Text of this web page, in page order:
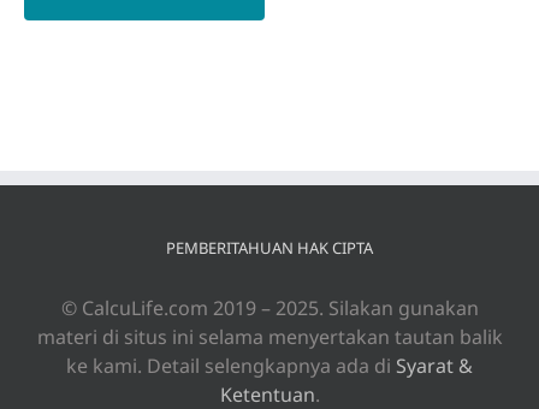
PEMBERITAHUAN HAK CIPTA
© CalcuLife.com 2019 – 2025. Silakan gunakan
materi di situs ini selama menyertakan tautan balik
ke kami. Detail selengkapnya ada di Syarat &
Ketentuan.